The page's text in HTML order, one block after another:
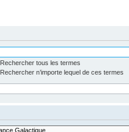
Rechercher tous les termes
Rechercher n’importe lequel de ces termes